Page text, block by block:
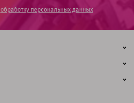
обработку персональных данных